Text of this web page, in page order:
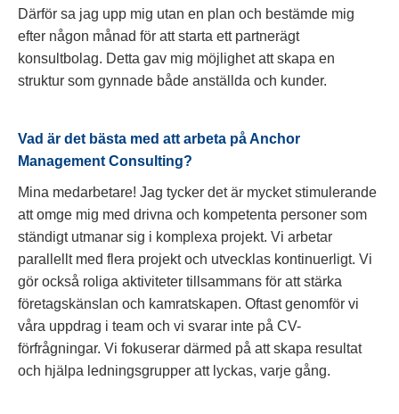
Därför sa jag upp mig utan en plan och bestämde mig
efter någon månad för att starta ett partnerägt
konsultbolag. Detta gav mig möjlighet att skapa en
struktur som gynnade både anställda och kunder.
Vad är det bästa med att arbeta på Anchor
Management Consulting?
Mina medarbetare! Jag tycker det är mycket stimulerande
att omge mig med drivna och kompetenta personer som
ständigt utmanar sig i komplexa projekt. Vi arbetar
parallellt med flera projekt och utvecklas kontinuerligt. Vi
gör också roliga aktiviteter tillsammans för att stärka
företagskänslan och kamratskapen. Oftast genomför vi
våra uppdrag i team och vi svarar inte på CV-
förfrågningar. Vi fokuserar därmed på att skapa resultat
och hjälpa ledningsgrupper att lyckas, varje gång.